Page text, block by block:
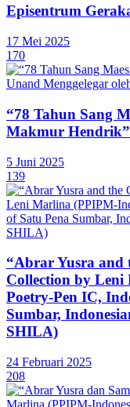
Episentrum
17 Mei 2025
170
“78 Tahun Sang
Makmur
5 Juni 2025
139
“Abrar Yusra and
Collection by
Poetry-Pen IC,
Sumbar,
SHILA)
24 Februari 2025
208